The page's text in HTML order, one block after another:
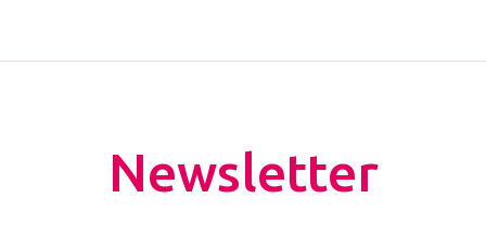
Newsletter